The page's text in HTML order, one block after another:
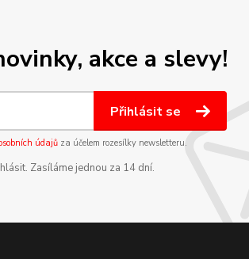
akce a slevy!
Přihlásit se
údajůza účelem rozesílky newsletteru.
Zasíláme jednou za 14 dní.